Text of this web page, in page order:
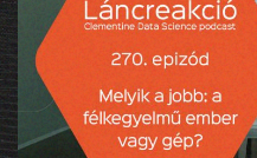
242 - Újévi tücsök
241 - Boldog új
240 - Az AI, a lélek